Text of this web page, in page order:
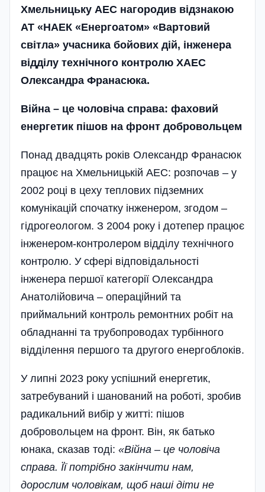
Хмельницьку АЕС нагородив відзнакою
АТ «НАЕК «Енергоатом» «Вартовий
світла» учасника бойових дій, інженера
відділу технічного контролю ХАЕС
Олександра Франасюка.
Війна – це чоловіча справа: фаховий
енергетик пішов на фронт добровольцем
Понад двадцять років Олександр Франасюк
працює на Хмельницькій АЕС: розпочав – у
2002 році в цеху теплових підземних
комунікацій спочатку інженером, згодом –
гідрогеологом. З 2004 року і дотепер працює
інженером-контролером відділу технічного
контролю. У сфері відповідальності
інженера першої категорії Олександра
Анатолійовича – операційний та
приймальний контроль ремонтних робіт на
обладнанні та трубопроводах турбінного
відділення першого та другого енергоблоків.
У липні 2023 року успішний енергетик,
затребуваний і шанований на роботі, зробив
радикальний вибір у житті: пішов
добровольцем на фронт. Він, як батько
юнака, сказав тоді: «Війна – це чоловіча
справа. Її потрібно закінчити нам,
дорослим чоловікам, щоб наші діти не